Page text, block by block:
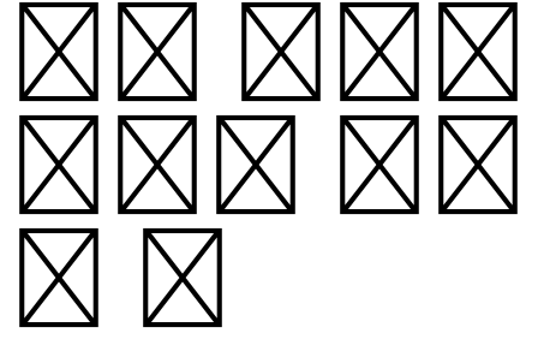
동을 통하여
항성의 질량
과 나